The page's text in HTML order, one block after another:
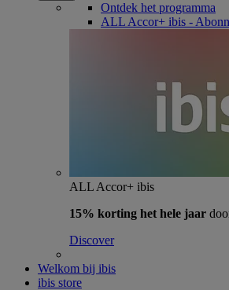
Ontdek het programma
ALL Accor+ ibis -
ALL Accor+ ibis
15% korting het hele jaar
Discover
Welkom bij ibis
ibis store